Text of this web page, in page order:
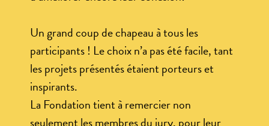
Un grand coup de chapeau à tous les
participants ! Le choix n’a pas été facile, tant
les projets présentés étaient porteurs et
inspirants.
La Fondation tient à remercier non
seulement les membres du jury, pour leur